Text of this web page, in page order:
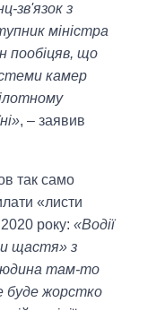
зв'язок з
міністра
пообіцяв, що
камер
, – заявив
так само
«листи
року: «Водії
щастя» з
там-то
буде жорстко